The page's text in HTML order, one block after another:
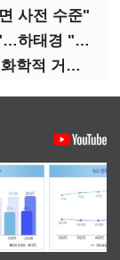
사전 수준"
(영상)홍준표 "곽상도 자진사퇴해야"…하태경 "한가한 뒷북"
홍준표 '여성 공약'…"흉악 성범죄자 화학적 거세 추진"